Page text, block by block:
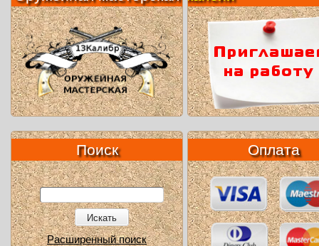
Поиск
Искать
Расширенный поиск
Оплата